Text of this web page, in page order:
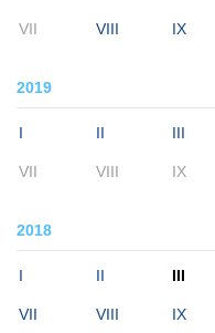
VII VIII IX
2019
I II III
VII VIII IX
2018
I II III
VII VIII IX